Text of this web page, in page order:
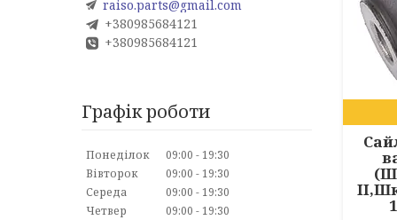
raiso.parts@gmail.com
+380985684121
+380985684121
Графік роботи
Понеділок 09:00
19:30
Вівторок
09:00
19:30
Середа
09:00
19:30
Четвер
09:00
19:30